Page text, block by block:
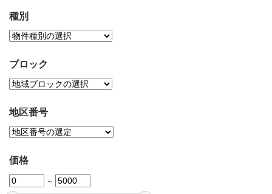
種別
ブロック
地区番号
価格
～